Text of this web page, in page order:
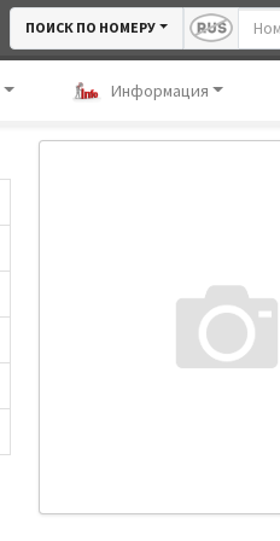
ПОИСК ПО НОМЕРУ
Информация